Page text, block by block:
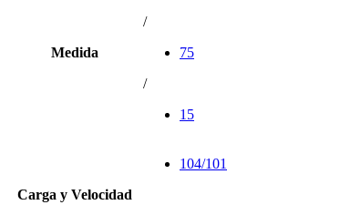
Medida
/
75
/
15
Carga y Velocidad
104/101